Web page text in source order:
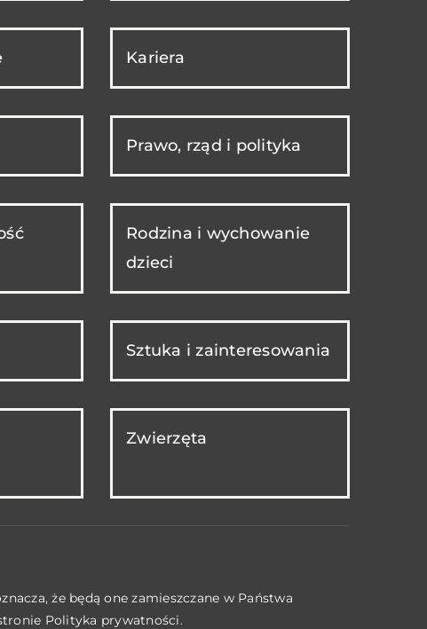
Kariera
Prawo, rząd i polityka
Rodzina i wychowanie
dzieci
Sztuka i zainteresowania
Zwierzęta
że będą one zamieszczane w Państwa
Polityka prywatności.